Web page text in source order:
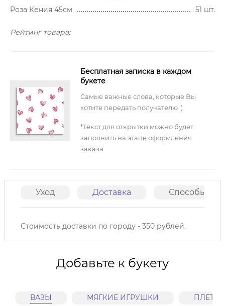
Роза Кения 45см
51 шт.
Рейтинг товара:
Бесплатная записка в каждом
букете
Самые важные слова, которые Вы
хотите передать получателю :)
*Текст для открытки можно будет
заполнить на этапе оформления
заказа
Уход Доставка Способы
Стоимость доставки по городу - 350 рублей.
Добавьте к букету
ВАЗЫ МЯГКИЕ ИГРУШКИ